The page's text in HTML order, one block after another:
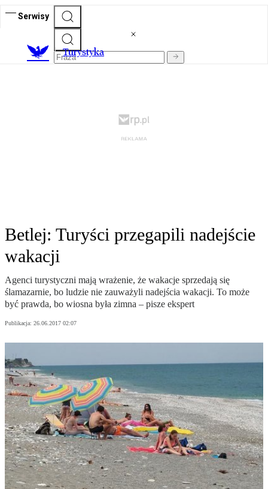
Serwisy
Turystyka
Betlej: Turyści przegapili nadejście
wakacji
Agenci turystyczni mają wrażenie, że wakacje sprzedają się
ślamazarnie, bo ludzie nie zauważyli nadejścia wakacji. To może
być prawda, bo wiosna była zimna – pisze ekspert
Publikacja: 26.06.2017 02:07